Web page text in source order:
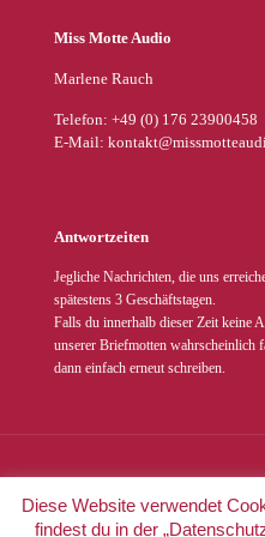
Miss Motte Audio
Marlene Rauch
Telefon: +49 (0) 176 23900458
E-Mail:
Antwortzeiten
Jegliche Nachrichten, die uns
spätestens 3 Geschäftstagen.
Falls du innerhalb dieser Zeit keine
unserer Briefmotten wahrscheinlich
dann einfach erneut schreiben.
© 2022 Miss Motte Audio. Alle
Diese Website verwendet
findest du in der